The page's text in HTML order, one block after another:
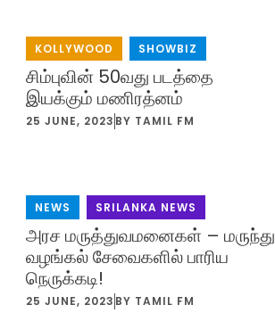
KOLLYWOOD SHOWBIZ
சிம்புவின் 50வது படத்தை
இயக்கும் மணிரத்னம்
25 JUNE, 2023 BY TAMIL FM
NEWS SRILANKA NEWS
அரச மருத்துவமனைகள் – மருந்து
வழங்கல் சேவைகளில் பாரிய
நெருக்கடி!
25 JUNE, 2023 BY TAMIL FM